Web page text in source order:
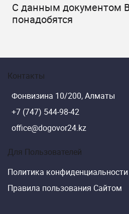
С данным документом
понадобятся
Контакты
Фонвизина 10/200, Алматы
+7 (747) 544-98-42
office@dogovor24.kz
Для Пользователей
Политика конфиденциальности
Правила пользования Сайтом